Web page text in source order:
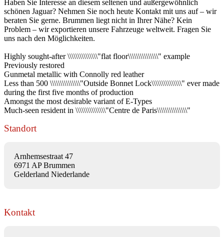
Haben Sie Interesse an diesem seltenen und außergewöhnlich
schönen Jaguar? Nehmen Sie noch heute Kontakt mit uns auf – wir
beraten Sie gerne. Brummen liegt nicht in Ihrer Nähe? Kein
Problem – wir exportieren unsere Fahrzeuge weltweit. Fragen Sie
uns nach den Möglichkeiten.
Highly sought-after \\\\\\\\\\\\\\\"flat floor\\\\\\\\\\\\\\\" example
Previously restored
Gunmetal metallic with Connolly red leather
Less than 500 \\\\\\\\\\\\\\\"Outside Bonnet Lock\\\\\\\\\\\\\\\" ever made
during the first five months of production
Amongst the most desirable variant of E-Types
Much-seen resident in \\\\\\\\\\\\\\\"Centre de Paris\\\\\\\\\\\\\\\"
Standort
Arnhemsestraat 47
6971 AP Brummen
Gelderland Niederlande
Kontakt